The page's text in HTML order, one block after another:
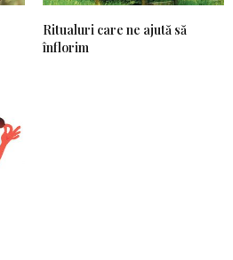
Ritualuri care ne ajută să
înflorim